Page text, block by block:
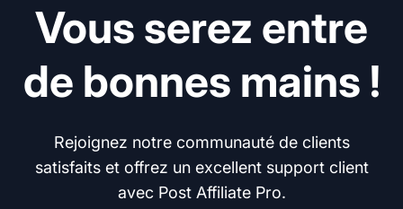
Vous serez entre
de bonnes mains !
Rejoignez notre communauté de clients
satisfaits et offrez un excellent support client
avec Post Affiliate Pro.